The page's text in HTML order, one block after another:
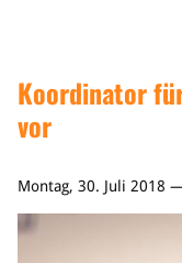
Koordinator
vor
Montag, 30. Juli 2018